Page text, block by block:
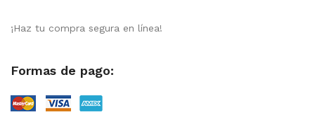
¡Haz tu compra segura en línea!
Formas de pago: